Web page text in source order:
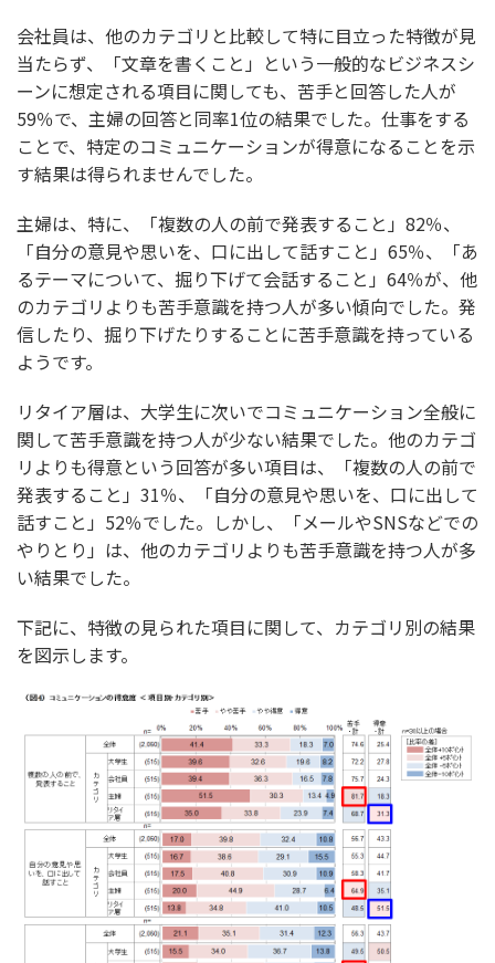
会社員は、他のカテゴリと比較して特に目立った特徴が見
当たらず、「文章を書くこと」という一般的なビジネスシ
ーンに想定される項目に関しても、苦手と回答した人が
59％で、主婦の回答と同率1位の結果でした。仕事をする
ことで、特定のコミュニケーションが得意になることを示
す結果は得られませんでした。
主婦は、特に、「複数の人の前で発表すること」82％、
「自分の意見や思いを、口に出して話すこと」65％、「あ
るテーマについて、掘り下げて会話すること」64％が、他
のカテゴリよりも苦手意識を持つ人が多い傾向でした。発
信したり、掘り下げたりすることに苦手意識を持っている
ようです。
リタイア層は、大学生に次いでコミュニケーション全般に
関して苦手意識を持つ人が少ない結果でした。他のカテゴ
リよりも得意という回答が多い項目は、「複数の人の前で
発表すること」31％、「自分の意見や思いを、口に出して
話すこと」52％でした。しかし、「メールやSNSなどでの
やりとり」は、他のカテゴリよりも苦手意識を持つ人が多
い結果でした。
下記に、特徴の見られた項目に関して、カテゴリ別の結果
を図示します。